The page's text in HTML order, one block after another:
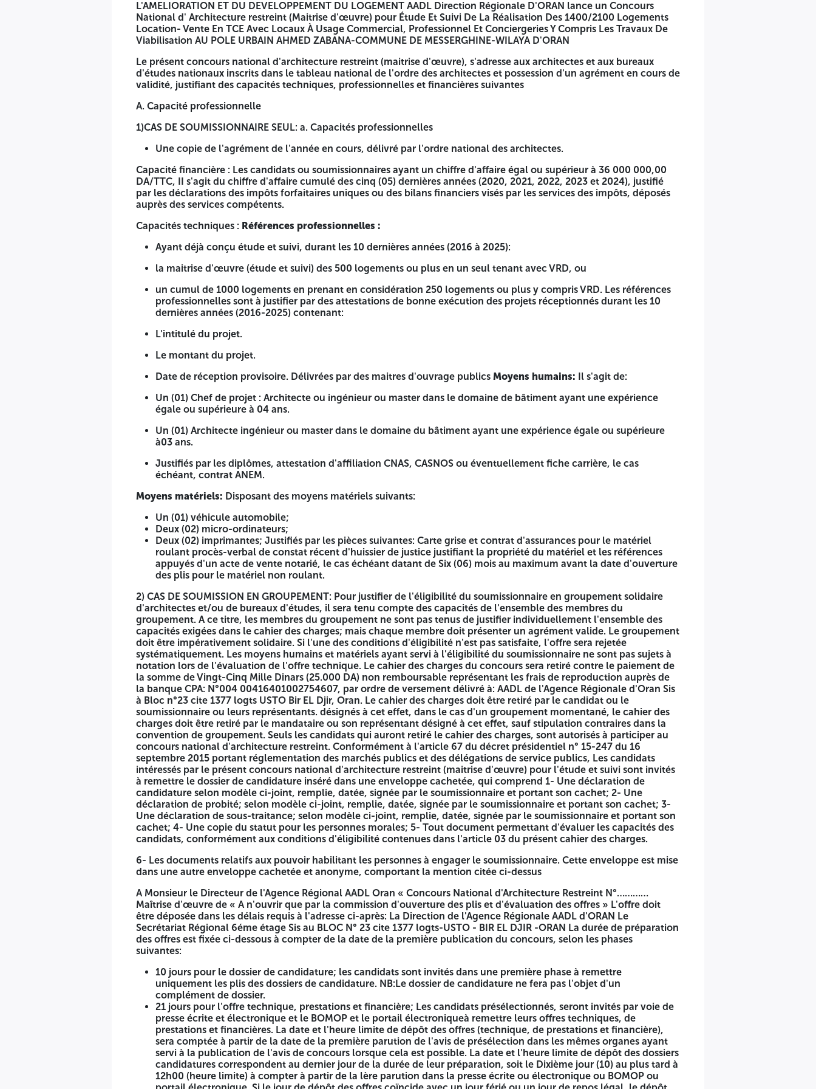
En application aux dispositions de la Loi n° 12-23 du 18 Moharram 1445 correspondant au 5 août 2023 fixant les règles générales relatives aux marchés publics et l'article 42, 47
et 48 du décret présidentiel N°15-247 du 16 septembre 2015 portant règlementation des marchés publics et des délégations de service public L'AGENCE NATIONALE DE
L'AMELIORATION ET DU DEVELOPPEMENT DU LOGEMENT AADL Direction Régionale D'ORAN lance un Concours National d' Architecture restreint (Maitrise d'œuvre) pour Étude
Et Suivi De La Réalisation Des 1400/2100 Logements Location- Vente En TCE Avec Locaux À Usage Commercial, Professionnel Et Conciergeries Y Compris Les Travaux De
Viabilisation AU POLE URBAIN AHMED ZABANA-COMMUNE DE MESSERGHINE-WILAYA D'ORAN
Le présent concours national d'architecture restreint (maitrise d'œuvre), s'adresse aux architectes et aux bureaux d'études nationaux inscrits dans le tableau national de l'ordre
des architectes et possession d'un agrément en cours de validité, justifiant des capacités techniques, professionnelles et financières suivantes
1)CAS DE SOUMISSIONNAIRE SEUL: a. Capacités professionnelles
Une copie de l'agrément de l'année en cours, délivré par l'ordre national des architectes.
Capacité financière : Les candidats ou soumissionnaires ayant un chiffre d'affaire égal ou supérieur à 36 000 000,00 DA/TTC, II s'agit du chiffre d'affaire cumulé des cinq (05)
dernières années (2020, 2021, 2022, 2023 et 2024), justifié par les déclarations des impôts forfaitaires uniques ou des bilans financiers visés par les services des impôts, déposés
auprès des services compétents.
Références professionnelles :
Ayant déjà conçu étude et suivi, durant les 10 dernières années (2016 à 2025):
la maitrise d'œuvre (étude et suivi) des 500 logements ou plus en un seul tenant avec VRD, ou
un cumul de 1000 logements en prenant en considération 250 logements ou plus y compris VRD. Les références professionnelles sont à justifier par des attestations de
bonne exécution des projets réceptionnés durant les 10 dernières années (2016-2025) contenant:
Date de réception provisoire. Délivrées par des maitres d'ouvrage publicsMoyens humains:Il s'agit de:
Un (01) Chef de projet : Architecte ou ingénieur ou master dans le domaine de bâtiment ayant une expérience égale ou supérieure à 04 ans.
Un (01) Architecte ingénieur ou master dans le domaine du bâtiment ayant une expérience égale ou supérieure à03 ans.
Justifiés par les diplômes, attestation d'affiliation CNAS, CASNOS ou éventuellement fiche carrière, le cas échéant, contrat ANEM.
Disposant des moyens matériels suivants:
Un (01) véhicule automobile;
Deux (02) imprimantes; Justifiés par les pièces suivantes: Carte grise et contrat d'assurances pour le matériel roulant procès-verbal de constat récent d'huissier de justice
justifiant la propriété du matériel et les références appuyés d'un acte de vente notarié, le cas échéant datant de Six (06) mois au maximum avant la date d'ouverture des plis
pour le matériel non roulant.
2) CAS DE SOUMISSION EN GROUPEMENT: Pour justifier de l'éligibilité du soumissionnaire en groupement solidaire d'architectes et/ou de bureaux d'études, il sera tenu compte
des capacités de l'ensemble des membres du groupement. A ce titre, les membres du groupement ne sont pas tenus de justifier individuellement l'ensemble des capacités
exigées dans le cahier des charges; mais chaque membre doit présenter un agrément valide. Le groupement doit être impérativement solidaire. Si l'une des conditions
d'éligibilité n'est pas satisfaite, l'offre sera rejetée systématiquement. Les moyens humains et matériels ayant servi à l'éligibilité du soumissionnaire ne sont pas sujets à notation
lors de l'évaluation de l'offre technique. Le cahier des charges du concours sera retiré contre le paiement de la somme de Vingt-Cinq Mille Dinars (25.000 DA) non remboursable
représentant les frais de reproduction auprès de la banque CPA: N°004 00416401002754607, par ordre de versement délivré à: AADL de l'Agence Régionale d'Oran Sis à Bloc
n°23 cite 1377 logts USTO Bir EL Djir, Oran. Le cahier des charges doit être retiré par le candidat ou le soumissionnaire ou leurs représentants. désignés à cet effet, dans le cas d'un
groupement momentané, le cahier des charges doit être retiré par le mandataire ou son représentant désigné à cet effet, sauf stipulation contraires dans la convention de
groupement. Seuls les candidats qui auront retiré le cahier des charges, sont autorisés à participer au concours national d'architecture restreint. Conformément à l'article 67 du
décret présidentiel n° 15-247 du 16 septembre 2015 portant réglementation des marchés publics et des délégations de service publics, Les candidats intéressés par le présent
concours national d'architecture restreint (maitrise d'œuvre) pour l'étude et suivi sont invités à remettre le dossier de candidature inséré dans une enveloppe cachetée, qui
comprend 1- Une déclaration de candidature selon modèle ci-joint, remplie, datée, signée par le soumissionnaire et portant son cachet; 2- Une déclaration de probité; selon
modèle ci-joint, remplie, datée, signée par le soumissionnaire et portant son cachet; 3- Une déclaration de sous-traitance; selon modèle ci-joint, remplie, datée, signée par le
soumissionnaire et portant son cachet; 4- Une copie du statut pour les personnes morales; 5- Tout document permettant d'évaluer les capacités des candidats, conformément
aux conditions d'éligibilité contenues dans l'article 03 du présent cahier des charges.
6- Les documents relatifs aux pouvoir habilitant les personnes à engager le soumissionnaire. Cette enveloppe est mise dans une autre enveloppe cachetée et anonyme,
comportant la mention citée ci-dessus
A Monsieur le Directeur de l'Agence Régional AADL Oran « Concours National d'Architecture Restreint N°………… Maîtrise d'œuvre de « A n'ouvrir que par la commission
d'ouverture des plis et d'évaluation des offres » L'offre doit être déposée dans les délais requis à l'adresse ci-après: La Direction de l'Agence Régionale AADL d'ORAN Le
Secrétariat Régional 6éme étage Sis au BLOC N° 23 cite 1377 logts-USTO - BIR EL DJIR -ORAN La durée de préparation des offres est fixée ci-dessous à compter de la date de la
première publication du concours, selon les phases suivantes:
10 jours pour le dossier de candidature; les candidats sont invités dans une première phase à remettre uniquement les plis des dossiers de candidature. NB:Le dossier de
21 jours pour l'offre technique, prestations et financière; Les candidats présélectionnés, seront invités par voie de presse écrite et électronique et le BOMOP et le portail
électroniqueà remettre leurs offres techniques, de prestations et financières. La date et l'heure limite de dépôt des offres (technique, de prestations et financière), sera
possible. La date et l'heure limite de dépôt des dossiers candidatures correspondent au dernier jour de la durée de leur préparation, soit le Dixième jour (10) au plus tard à
12h00 (heure limite) à compter à partir de la lère parution dans la presse écrite ou électronique ou BOMOP ou portail électronique. Si le jour de dépôt des offres coïncide
avec un jour férié ou un jour de repos légal, le dépôt des offres se fera le jour ouvrable suivant. L'ouverture des dossiers de candidature intervient à la date et à l'heure du
dernier jour du délai de préparation des offres y afférent, à 13 h00. Le service contractant invite l'ensemble des soumissionnaires à participer à la séance d'ouverture des
dossiers de candidature, préalablement informés dans l'avis du concours national. La durée de validité de l'offre est de Quatre-Vingt-dix (90) jours augmenté de la durée de
préparation des offres, à compter de la date de séance d'ouverture des plis.
L'AMELIORATION ET DU DEVELOPPEMENT DU LOGEMENT AADL Direction Régionale D'ORAN lance un Concours
National d' Architecture restreint (Maitrise d'œuvre) pour Étude Et Suivi De La Réalisation Des 1400/2100 Logements
Location- Vente En TCE Avec Locaux À Usage Commercial, Professionnel Et Conciergeries Y Compris Les Travaux De
Viabilisation AU POLE URBAIN AHMED ZABANA-COMMUNE DE MESSERGHINE-WILAYA D'ORAN
Le présent concours national d'architecture restreint (maitrise d'œuvre), s'adresse aux architectes et aux bureaux
d'études nationaux inscrits dans le tableau national de l'ordre des architectes et possession d'un agrément en cours de
validité, justifiant des capacités techniques, professionnelles et financières suivantes
A. Capacité professionnelle
1)CAS DE SOUMISSIONNAIRE SEUL: a. Capacités professionnelles
Une copie de l'agrément de l'année en cours, délivré par l'ordre national des architectes.
Capacité financière : Les candidats ou soumissionnaires ayant un chiffre d'affaire égal ou supérieur à 36 000 000,00
DA/TTC, II s'agit du chiffre d'affaire cumulé des cinq (05) dernières années (2020, 2021, 2022, 2023 et 2024), justifié
par les déclarations des impôts forfaitaires uniques ou des bilans financiers visés par les services des impôts, déposés
auprès des services compétents.
Capacités techniques : Références professionnelles :
Ayant déjà conçu étude et suivi, durant les 10 dernières années (2016 à 2025):
la maitrise d'œuvre (étude et suivi) des 500 logements ou plus en un seul tenant avec VRD, ou
un cumul de 1000 logements en prenant en considération 250 logements ou plus y compris VRD. Les références
professionnelles sont à justifier par des attestations de bonne exécution des projets réceptionnés durant les 10
dernières années (2016-2025) contenant:
L'intitulé du projet.
Le montant du projet.
Date de réception provisoire. Délivrées par des maitres d'ouvrage publics Moyens humains: Il s'agit de:
Un (01) Chef de projet : Architecte ou ingénieur ou master dans le domaine de bâtiment ayant une expérience
égale ou supérieure à 04 ans.
Un (01) Architecte ingénieur ou master dans le domaine du bâtiment ayant une expérience égale ou supérieure
à03 ans.
Justifiés par les diplômes, attestation d'affiliation CNAS, CASNOS ou éventuellement fiche carrière, le cas
échéant, contrat ANEM.
Moyens matériels: Disposant des moyens matériels suivants:
Un (01) véhicule automobile;
Deux (02) micro-ordinateurs;
Deux (02) imprimantes; Justifiés par les pièces suivantes: Carte grise et contrat d'assurances pour le matériel
roulant procès-verbal de constat récent d'huissier de justice justifiant la propriété du matériel et les références
appuyés d'un acte de vente notarié, le cas échéant datant de Six (06) mois au maximum avant la date d'ouverture
des plis pour le matériel non roulant.
2) CAS DE SOUMISSION EN GROUPEMENT: Pour justifier de l'éligibilité du soumissionnaire en groupement solidaire
d'architectes et/ou de bureaux d'études, il sera tenu compte des capacités de l'ensemble des membres du
groupement. A ce titre, les membres du groupement ne sont pas tenus de justifier individuellement l'ensemble des
capacités exigées dans le cahier des charges; mais chaque membre doit présenter un agrément valide. Le groupement
doit être impérativement solidaire. Si l'une des conditions d'éligibilité n'est pas satisfaite, l'offre sera rejetée
systématiquement. Les moyens humains et matériels ayant servi à l'éligibilité du soumissionnaire ne sont pas sujets à
notation lors de l'évaluation de l'offre technique. Le cahier des charges du concours sera retiré contre le paiement de
la somme de Vingt-Cinq Mille Dinars (25.000 DA) non remboursable représentant les frais de reproduction auprès de
la banque CPA: N°004 00416401002754607, par ordre de versement délivré à: AADL de l'Agence Régionale d'Oran Sis
à Bloc n°23 cite 1377 logts USTO Bir EL Djir, Oran. Le cahier des charges doit être retiré par le candidat ou le
soumissionnaire ou leurs représentants. désignés à cet effet, dans le cas d'un groupement momentané, le cahier des
charges doit être retiré par le mandataire ou son représentant désigné à cet effet, sauf stipulation contraires dans la
convention de groupement. Seuls les candidats qui auront retiré le cahier des charges, sont autorisés à participer au
concours national d'architecture restreint. Conformément à l'article 67 du décret présidentiel n° 15-247 du 16
septembre 2015 portant réglementation des marchés publics et des délégations de service publics, Les candidats
intéressés par le présent concours national d'architecture restreint (maitrise d'œuvre) pour l'étude et suivi sont invités
à remettre le dossier de candidature inséré dans une enveloppe cachetée, qui comprend 1- Une déclaration de
candidature selon modèle ci-joint, remplie, datée, signée par le soumissionnaire et portant son cachet; 2- Une
déclaration de probité; selon modèle ci-joint, remplie, datée, signée par le soumissionnaire et portant son cachet; 3-
Une déclaration de sous-traitance; selon modèle ci-joint, remplie, datée, signée par le soumissionnaire et portant son
cachet; 4- Une copie du statut pour les personnes morales; 5- Tout document permettant d'évaluer les capacités des
candidats, conformément aux conditions d'éligibilité contenues dans l'article 03 du présent cahier des charges.
6- Les documents relatifs aux pouvoir habilitant les personnes à engager le soumissionnaire. Cette enveloppe est mise
dans une autre enveloppe cachetée et anonyme, comportant la mention citée ci-dessus
A Monsieur le Directeur de l'Agence Régional AADL Oran « Concours National d'Architecture Restreint N°…………
Maîtrise d'œuvre de « A n'ouvrir que par la commission d'ouverture des plis et d'évaluation des offres » L'offre doit
être déposée dans les délais requis à l'adresse ci-après: La Direction de l'Agence Régionale AADL d'ORAN Le
Secrétariat Régional 6éme étage Sis au BLOC N° 23 cite 1377 logts-USTO - BIR EL DJIR -ORAN La durée de préparation
des offres est fixée ci-dessous à compter de la date de la première publication du concours, selon les phases
suivantes:
10 jours pour le dossier de candidature; les candidats sont invités dans une première phase à remettre
uniquement les plis des dossiers de candidature. NB:Le dossier de candidature ne fera pas l'objet d'un
complément de dossier.
21 jours pour l'offre technique, prestations et financière; Les candidats présélectionnés, seront invités par voie de
presse écrite et électronique et le BOMOP et le portail électroniqueà remettre leurs offres techniques, de
prestations et financières. La date et l'heure limite de dépôt des offres (technique, de prestations et financière),
sera comptée à partir de la date de la première parution de l'avis de présélection dans les mêmes organes ayant
servi à la publication de l'avis de concours lorsque cela est possible. La date et l'heure limite de dépôt des dossiers
candidatures correspondent au dernier jour de la durée de leur préparation, soit le Dixième jour (10) au plus tard à
12h00 (heure limite) à compter à partir de la lère parution dans la presse écrite ou électronique ou BOMOP ou